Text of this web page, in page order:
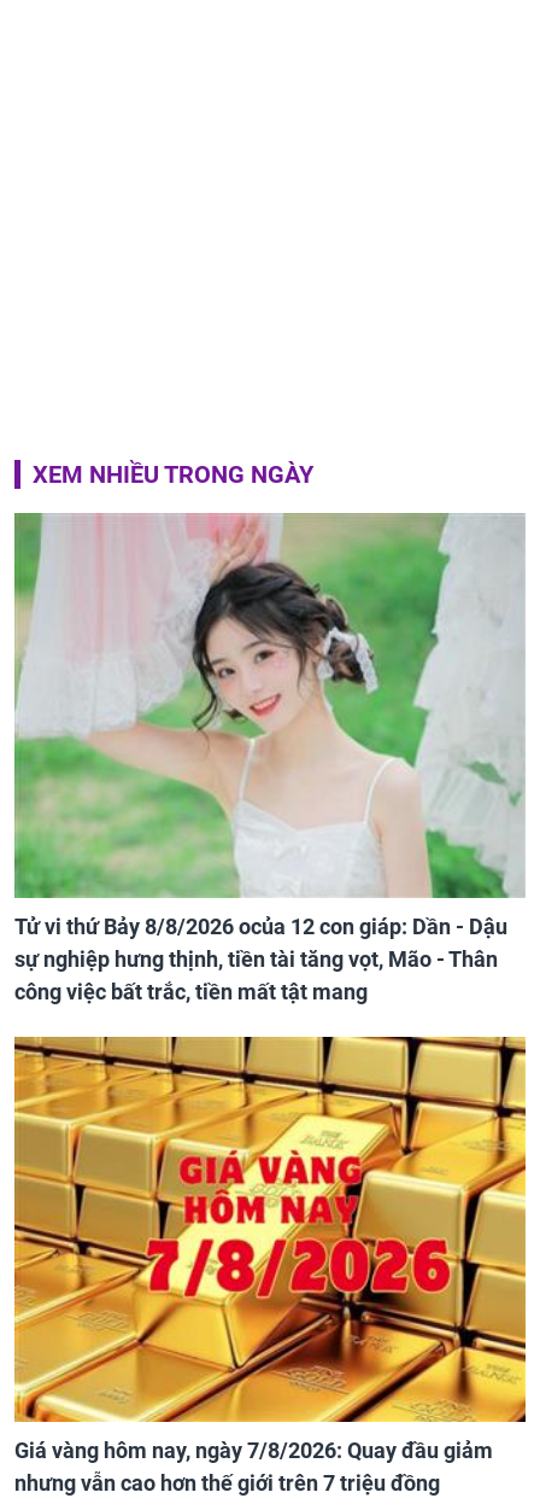
XEM NHIỀU TRONG NGÀY
Tử vi thứ Bảy 8/8/2026 ocủa 12 con giáp: Dần - Dậu
sự nghiệp hưng thịnh, tiền tài tăng vọt, Mão - Thân
công việc bất trắc, tiền mất tật mang
Giá vàng hôm nay, ngày 7/8/2026: Quay đầu giảm
nhưng vẫn cao hơn thế giới trên 7 triệu đồng